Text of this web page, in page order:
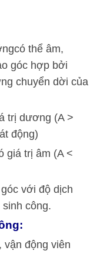
thể âm,
góc hợp bởi
chuyển dời của
trị dương (A >
động)
giá trị âm (A <
với độ dịch
công.
vận động viên